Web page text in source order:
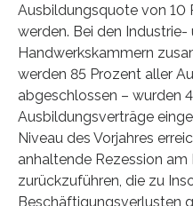
Ausbildungsquote von 10
werden. Bei den
Handwerkskammern
werden 85 Prozent aller
abgeschlossen – wurden
Ausbildungsverträge
Niveau des Vorjahres
anhaltende Rezession am
zurückzuführen, die zu
Beschäftigungsverlusten